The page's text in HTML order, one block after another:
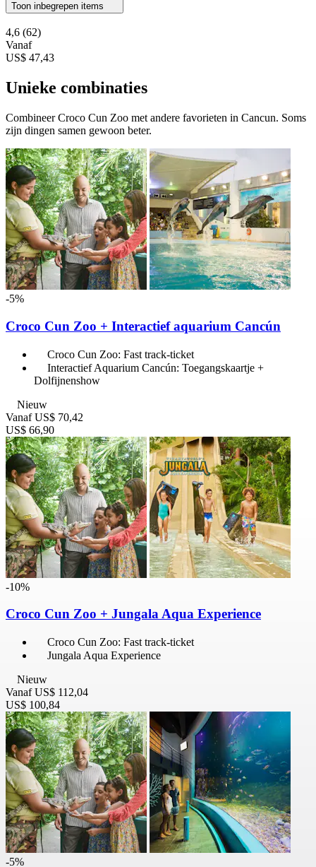
Toon inbegrepen items
4,6 (62)
Vanaf
US$ 47,43
Unieke combinaties
Combineer Croco Cun Zoo met andere favorieten in Cancun. Soms
zijn dingen samen gewoon beter.
-5%
Croco Cun Zoo + Interactief aquarium Cancún
Croco Cun Zoo: Fast track-ticket
Interactief Aquarium Cancún: Toegangskaartje +
Dolfijnenshow
Nieuw
Vanaf US$ 70,42
US$ 66,90
-10%
Croco Cun Zoo + Jungala Aqua Experience
Croco Cun Zoo: Fast track-ticket
Jungala Aqua Experience
Nieuw
Vanaf US$ 112,04
US$ 100,84
-5%